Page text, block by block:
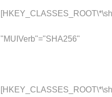
"MUIVerb"="SHA256"